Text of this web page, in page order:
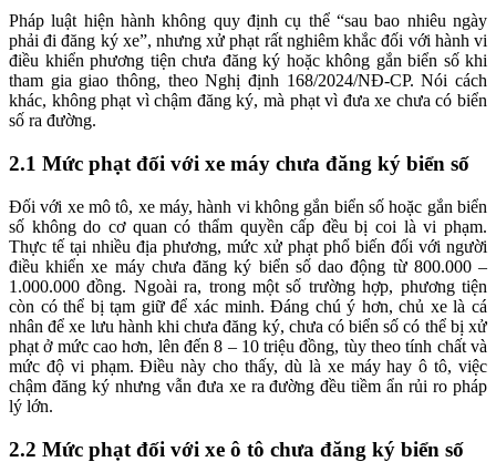
Pháp luật hiện hành không quy định cụ thể “sau bao nhiêu ngày
phải đi đăng ký xe”, nhưng xử phạt rất nghiêm khắc đối với hành vi
điều khiển phương tiện chưa đăng ký hoặc không gắn biển số khi
tham gia giao thông, theo Nghị định 168/2024/NĐ-CP. Nói cách
khác, không phạt vì chậm đăng ký, mà phạt vì đưa xe chưa có biển
số ra đường.
2.1 Mức phạt đối với xe máy chưa đăng ký biển số
Đối với xe mô tô, xe máy, hành vi không gắn biển số hoặc gắn biển
số không do cơ quan có thẩm quyền cấp đều bị coi là vi phạm.
Thực tế tại nhiều địa phương, mức xử phạt phổ biến đối với người
điều khiển xe máy chưa đăng ký biển số dao động từ 800.000 –
1.000.000 đồng. Ngoài ra, trong một số trường hợp, phương tiện
còn có thể bị tạm giữ để xác minh. Đáng chú ý hơn, chủ xe là cá
nhân để xe lưu hành khi chưa đăng ký, chưa có biển số có thể bị xử
phạt ở mức cao hơn, lên đến 8 – 10 triệu đồng, tùy theo tính chất và
mức độ vi phạm. Điều này cho thấy, dù là xe máy hay ô tô, việc
chậm đăng ký nhưng vẫn đưa xe ra đường đều tiềm ẩn rủi ro pháp
lý lớn.
2.2 Mức phạt đối với xe ô tô chưa đăng ký biển số